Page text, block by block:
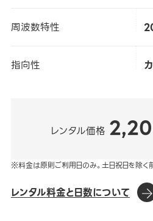
周波数特性
指向性
レンタル価格
※料金は原則ご利用日のみ。土日祝日を除く
レンタル料金と日数について